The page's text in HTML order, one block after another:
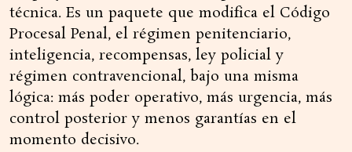
técnica. Es un paquete que modifica el Código
Procesal Penal, el régimen penitenciario,
inteligencia, recompensas, ley policial y
régimen contravencional, bajo una misma
lógica: más poder operativo, más urgencia, más
control posterior y menos garantías en el
momento decisivo.